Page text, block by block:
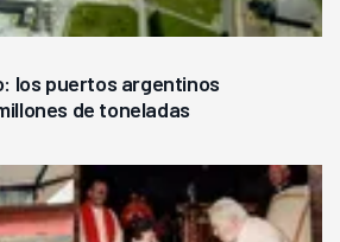
los puertos argentinos
de toneladas